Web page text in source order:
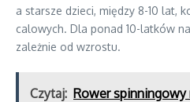
a starsze dzieci, między 8-10 lat,
calowych. Dla ponad 10-latków
zależnie od wzrostu.
Czytaj: Rower spinningowy